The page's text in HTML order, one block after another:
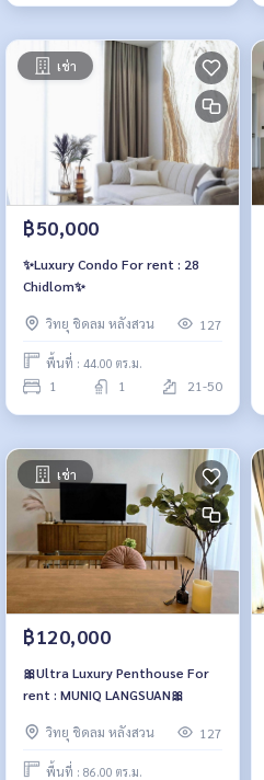
เช่า
฿50,000
✨Luxury Condo For rent : 28
Chidlom✨
วิทยุ ชิดลม หลังสวน 127
พื้นที่ : 44.00 ตร.ม.
1 1 21-50
เช่า
฿120,000
🎀Ultra Luxury Penthouse For
rent : MUNIQ LANGSUAN🎀
วิทยุ ชิดลม หลังสวน 127
พื้นที่ : 86.00 ตร.ม.